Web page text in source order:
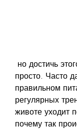
просто. Часто
правильном
регулярных
животе уходит
почему так